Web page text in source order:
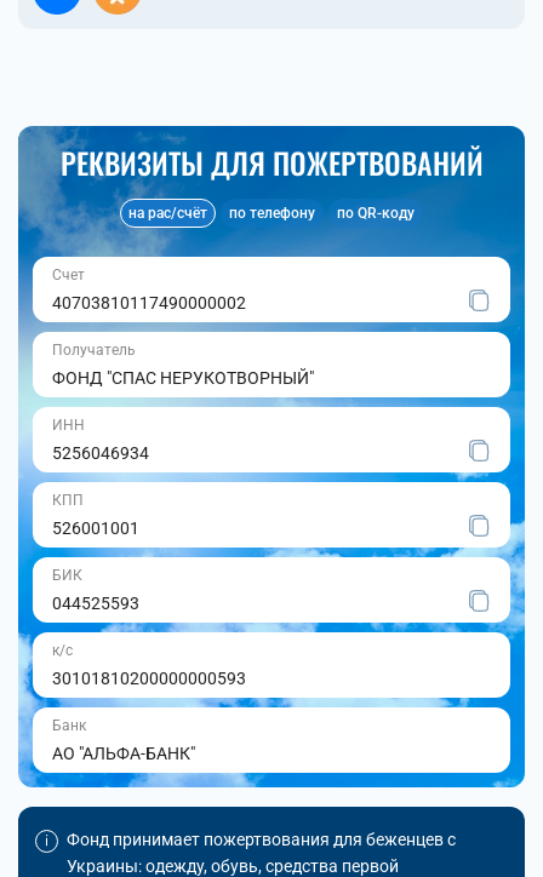
РЕКВИЗИТЫ ДЛЯ ПОЖЕРТВОВАНИЙ
на рас/счёт по телефону по QR-коду
Счет
40703810117490000002
Получатель
ФОНД "СПАС НЕРУКОТВОРНЫЙ"
ИНН
5256046934
КПП
526001001
БИК
044525593
к/с
30101810200000000593
Банк
АО "АЛЬФА-БАНК"
Фонд принимает пожертвования для беженцев с
Украины: одежду, обувь, средства первой